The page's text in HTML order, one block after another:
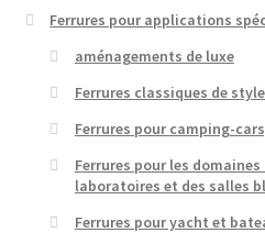
Ferrures pour applications
aménagements de luxe
Ferrures classiques de
Ferrures pour camping-
Ferrures pour les
laboratoires et des salles
Ferrures pour yacht et